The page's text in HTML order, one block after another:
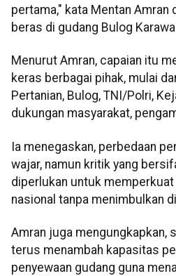
pertama," kata Mentan
beras di gudang Bulog
Menurut Amran, capaian itu
keras berbagai pihak, mulai
Pertanian, Bulog, TNI/Polri,
dukungan masyarakat,
Ia menegaskan, perbedaan
wajar, namun kritik yang
diperlukan untuk memperkuat
nasional tanpa menimbulkan
Amran juga mengungkapkan,
terus menambah kapasitas
penyewaan gudang guna